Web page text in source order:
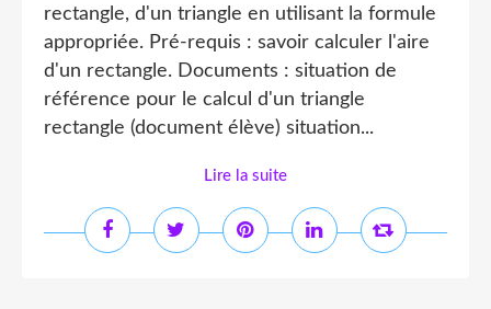
rectangle, d'un triangle en utilisant la formule
appropriée. Pré-requis : savoir calculer l'aire
d'un rectangle. Documents : situation de
référence pour le calcul d'un triangle
rectangle (document élève) situation...
Lire la suite